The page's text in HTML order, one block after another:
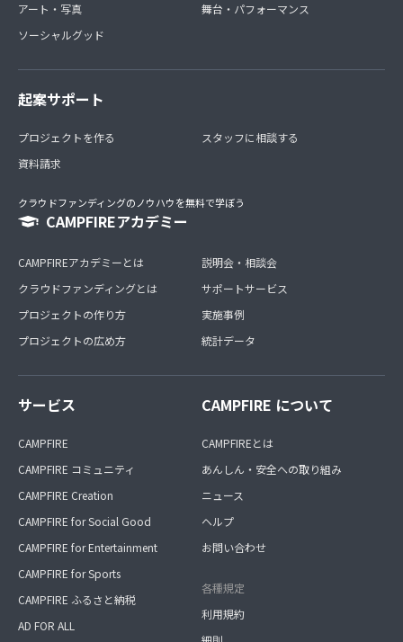
アート・写真
ソーシャルグッド
舞台・パフォーマンス
起案サポート
プロジェクトを作る
資料請求
スタッフに相談する
クラウドファンディングのノウハウを無料で学ぼう
CAMPFIREアカデミー
CAMPFIREアカデミーとは
クラウドファンディングとは
プロジェクトの作り方
プロジェクトの広め方
説明会・相談会
サポートサービス
実施事例
統計データ
サービス
CAMPFIRE
CAMPFIRE コミュニティ
CAMPFIRE Creation
CAMPFIRE for Social Good
CAMPFIRE for Entertainment
CAMPFIRE for Sports
CAMPFIRE ふるさと納税
AD FOR ALL
CAMPFIRE について
CAMPFIREとは
あんしん・安全への取り組み
ニュース
ヘルプ
お問い合わせ
各種規定
利用規約